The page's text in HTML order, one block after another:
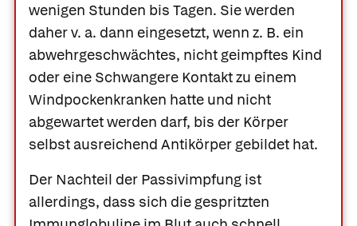
wenigen Stunden bis Tagen. Sie werden
daher v. a. dann eingesetzt, wenn z. B. ein
abwehrgeschwächtes, nicht geimpftes Kind
oder eine Schwangere Kontakt zu einem
Windpockenkranken hatte und nicht
abgewartet werden darf, bis der Körper
selbst ausreichend Antikörper gebildet hat.
Der Nachteil der Passivimpfung ist
allerdings, dass sich die gespritzten